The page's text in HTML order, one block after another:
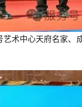
术中心天府名家、